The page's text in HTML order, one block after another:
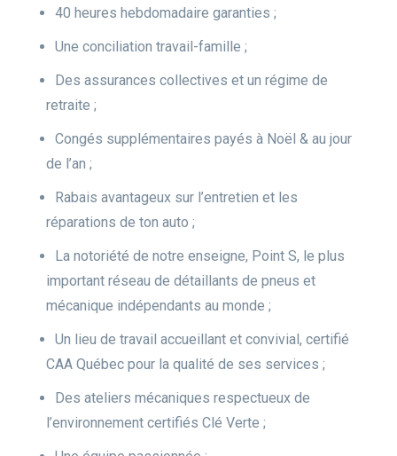
40 heures hebdomadaire garanties ;
Une conciliation travail-famille ;
Des assurances collectives et un régime de
retraite ;
Congés supplémentaires payés à Noël & au jour
de l’an ;
Rabais avantageux sur l’entretien et les
réparations de ton auto ;
La notoriété de notre enseigne, Point S, le plus
important réseau de détaillants de pneus et
mécanique indépendants au monde ;
Un lieu de travail accueillant et convivial, certifié
CAA Québec pour la qualité de ses services ;
Des ateliers mécaniques respectueux de
l’environnement certifiés Clé Verte ;